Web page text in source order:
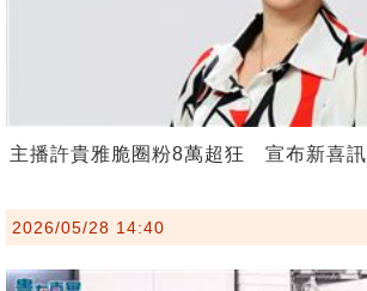
主播許貴雅脆圈粉8萬超狂 宣布新喜訊
2026/05/28 14:40